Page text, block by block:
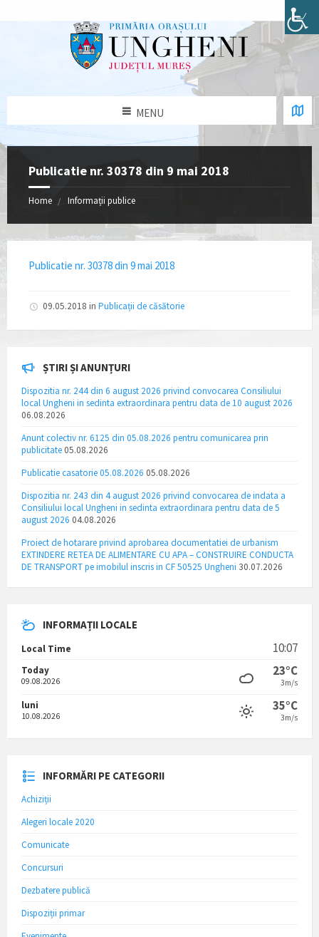
MENU
Publicatie nr. 30378 din 9 mai 2018
Home Informații publice
Publicatie nr. 30378 din 9 mai 2018
09.05.2018 in Publicații de căsătorie
ȘTIRI ȘI ANUNȚURI
Dispozitia nr. 244 din 6 august 2026 privind convocarea Consiliului
local Ungheni in sedinta extraordinara pentru data de 10 august 2026
06.08.2026
Anunt colectiv nr. 6125 din 05.08.2026 pentru comunicarea prin
publicitate 05.08.2026
Publicatie casatorie 05.08.2026 05.08.2026
Dispozitia nr. 243 din 4 august 2026 privind convocarea de indata a
Consiliului local Ungheni in sedinta extraordinara pentru data de 5
august 2026 04.08.2026
Proiect de hotarare privind aprobarea documentatiei de urbanism
EXTINDERE RETEA DE ALIMENTARE CU APA – CONSTRUIRE CONDUCTA
DE TRANSPORT pe imobilul inscris in CF 50525 Ungheni 30.07.2026
INFORMAȚII LOCALE
Local Time 10:07
Today
09.08.2026
23°C
3m/s
luni
10.08.2026
35°C
3m/s
INFORMĂRI PE CATEGORII
Achiziții
Alegeri locale 2020
Comunicate
Concursuri
Dezbatere publică
Dispoziții primar